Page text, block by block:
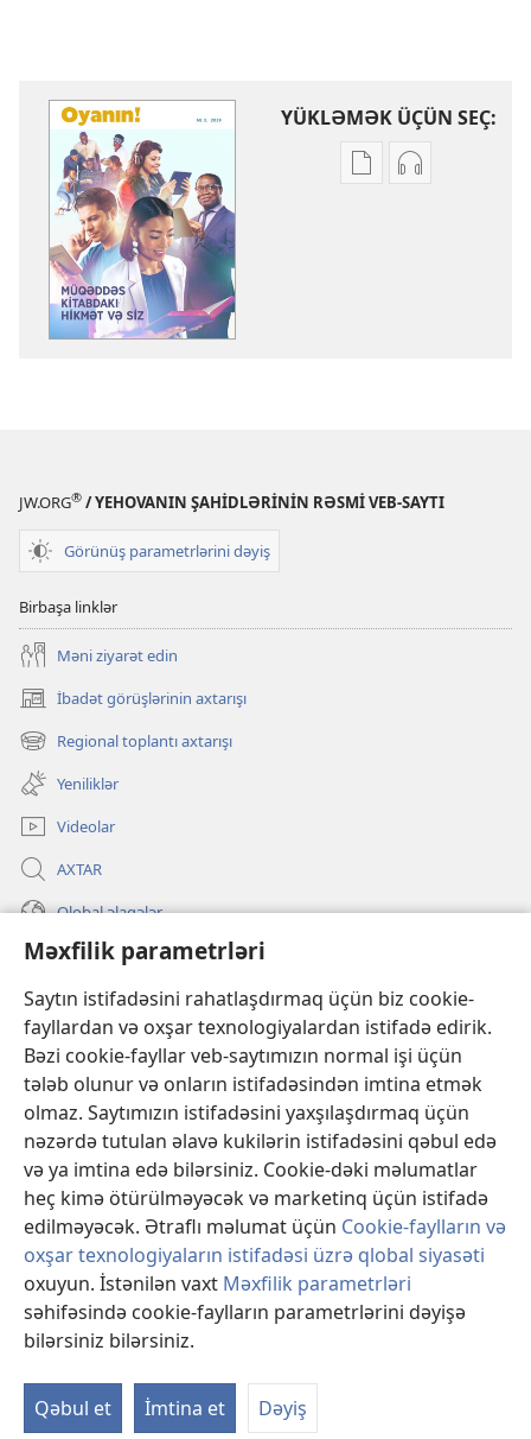
Məxfilik parametrləri
Saytın istifadəsini rahatlaşdırmaq üçün biz cookie-
fayllardan və oxşar texnologiyalardan istifadə edirik.
Bəzi cookie-fayllar veb-saytımızın normal işi üçün
tələb olunur və onların istifadəsindən imtina etmək
olmaz. Saytımızın istifadəsini yaxşılaşdırmaq üçün
nəzərdə tutulan əlavə kukilərin istifadəsini qəbul edə
və ya imtina edə bilərsiniz. Cookie-dəki məlumatlar
heç kimə ötürülməyəcək və marketinq üçün istifadə
edilməyəcək. Ətraflı məlumat üçün Cookie-faylların və
oxşar texnologiyaların istifadəsi üzrə qlobal siyasəti
oxuyun. İstənilən vaxt Məxfilik parametrləri
səhifəsində cookie-faylların parametrlərini dəyişə
bilərsiniz bilərsiniz.
Qəbul et İmtina et Dəyiş
YÜKLƏMƏK ÜÇÜN SEÇ:
NəşrləriAudioyazıları
JW.ORG® / YEHOVANIN ŞAHİDLƏRİNİN RƏSMİ VEB-SAYTI
Görünüş parametrlərini dəyiş
Birbaşa linklər
Məni ziyarət edin
İbadət görüşlərinin axtarışı
(yeni
pəncərə
açılır)
Regional toplantı axtarışı
(yeni
pəncərə
açılır)
Yeniliklər
Videolar
AXTAR
Qlobal əlaqələr
KÖMƏK
(yeni
pəncərə
açılır) Gözətçi qülləsinin ONLAYN KİTABXANASI™
(yeni
pəncərə
açılır) JW Hub
(yeni
pəncərə
açılır)
«JW Library»®
Copyright© 2026 Watch Tower Bible and Tract Society of Pennsylvania.
İSTİFADƏ ŞƏRTLƏRİ